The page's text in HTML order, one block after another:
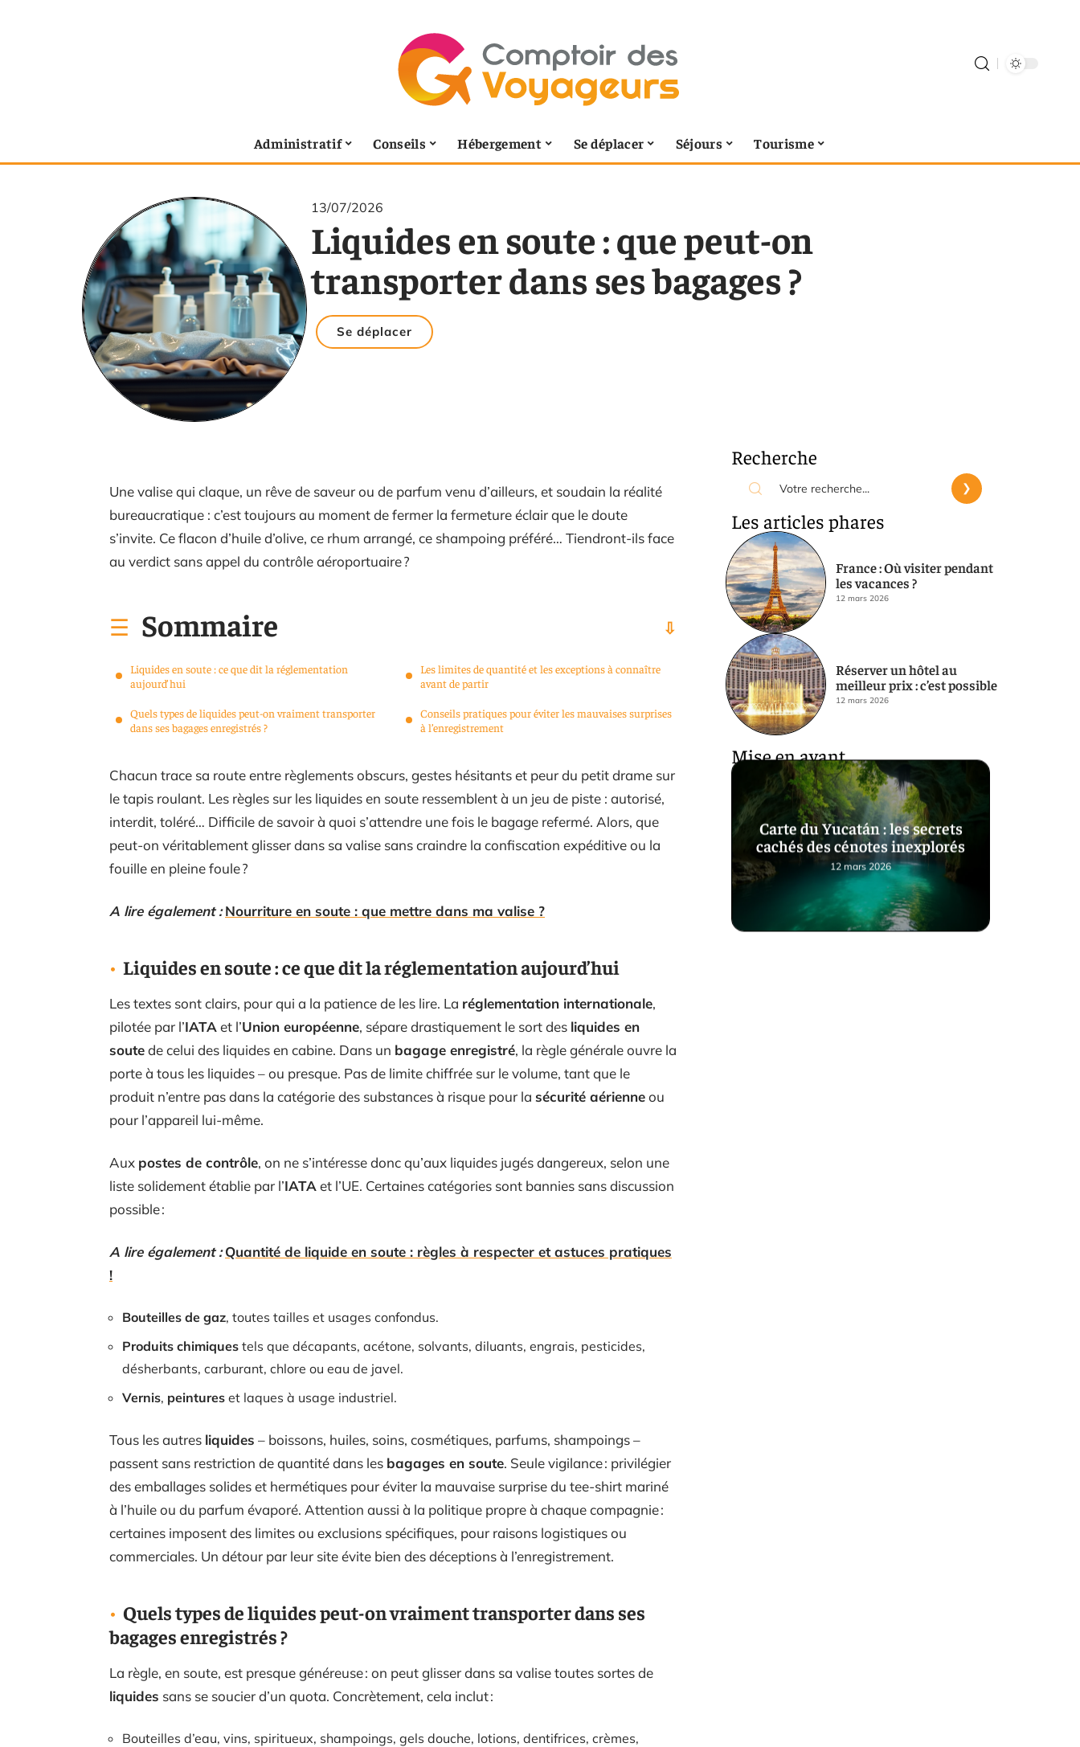
Administratif Conseils Hébergement Se déplacer Séjours Tourisme
13/07/2026
Liquides en soute : que peut-on
transporter dans ses bagages ?
Se déplacer
Une valise qui claque, un rêve de saveur ou de parfum venu d’ailleurs, et soudain la réalité
bureaucratique : c’est toujours au moment de fermer la fermeture éclair que le doute
s’invite. Ce flacon d’huile d’olive, ce rhum arrangé, ce shampoing préféré… Tiendront-ils face
au verdict sans appel du contrôle aéroportuaire ?
Sommaire
Liquides en soute : ce que dit la réglementation
aujourd’hui
Quels types de liquides peut-on vraiment transporter
dans ses bagages enregistrés ?
Les limites de quantité et les exceptions à connaître
avant de partir
Conseils pratiques pour éviter les mauvaises surprises
à l’enregistrement
Chacun trace sa route entre règlements obscurs, gestes hésitants et peur du petit drame sur
le tapis roulant. Les règles sur les liquides en soute ressemblent à un jeu de piste : autorisé,
interdit, toléré… Difficile de savoir à quoi s’attendre une fois le bagage refermé. Alors, que
peut-on véritablement glisser dans sa valise sans craindre la confiscation expéditive ou la
fouille en pleine foule ?
A lire également : Nourriture en soute : que mettre dans ma valise ?
Liquides en soute : ce que dit la réglementation aujourd’hui
Les textes sont clairs, pour qui a la patience de les lire. La réglementation internationale,
pilotée par l’IATA et l’Union européenne, sépare drastiquement le sort des liquides en
soutede celui des liquides en cabine. Dans un bagage enregistré, la règle générale ouvre la
porte à tous les liquides – ou presque. Pas de limite chiffrée sur le volume, tant que le
produit n’entre pas dans la catégorie des substances à risque pour la sécurité aérienneou
pour l’appareil lui-même.
Aux postes de contrôle, on ne s’intéresse donc qu’aux liquides jugés dangereux, selon une
liste solidement établie par l’IATA et l’UE. Certaines catégories sont bannies sans discussion
possible :
A lire également : Quantité de liquide en soute : règles à respecter et astuces pratiques
!
Bouteilles de gaz, toutes tailles et usages confondus.
Produits chimiques tels que décapants, acétone, solvants, diluants, engrais, pesticides,
désherbants, carburant, chlore ou eau de javel.
Vernis, peintures et laques à usage industriel.
Tous les autres liquides – boissons, huiles, soins, cosmétiques, parfums, shampoings –
passent sans restriction de quantité dans les bagages en soute. Seule vigilance : privilégier
des emballages solides et hermétiques pour éviter la mauvaise surprise du tee-shirt mariné
à l’huile ou du parfum évaporé. Attention aussi à la politique propre à chaque compagnie :
certaines imposent des limites ou exclusions spécifiques, pour raisons logistiques ou
commerciales. Un détour par leur site évite bien des déceptions à l’enregistrement.
Quels types de liquides peut-on vraiment transporter dans ses
bagages enregistrés ?
La règle, en soute, est presque généreuse : on peut glisser dans sa valise toutes sortes de
liquides sans se soucier d’un quota. Concrètement, cela inclut :
Bouteilles d’eau, vins, spiritueux, shampoings, gels douche, lotions, dentifrices, crèmes,
Recherche
Les articles phares
France : Où visiter pendant
les vacances ?
12 mars 2026
Réserver un hôtel au
meilleur prix : c’est possible
12 mars 2026
Mise en avant
Carte du Yucatán : les secrets
cachés des cénotes inexplorés
12 mars 2026